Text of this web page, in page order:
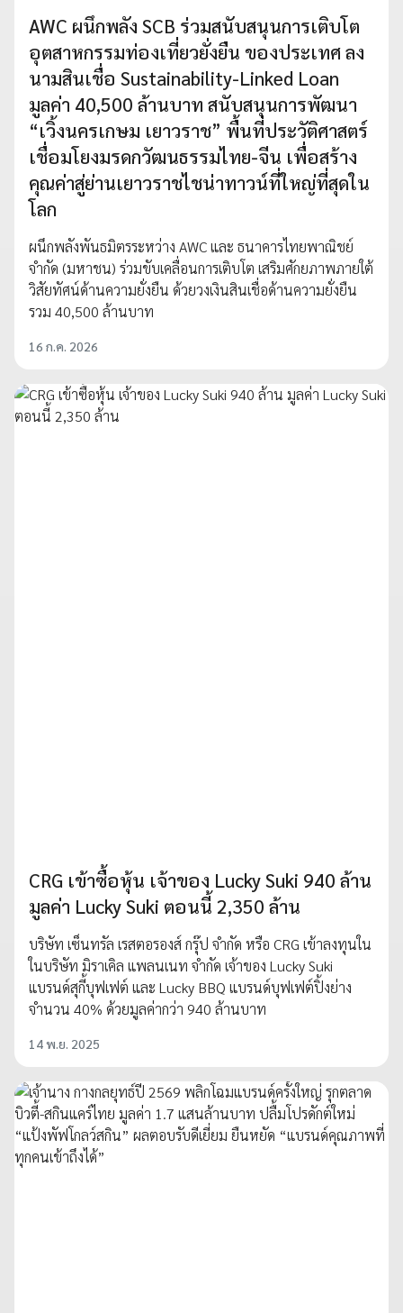
AWC ผนึกพลัง SCB ร่วมสนับสนุนการเติบโต
อุตสาหกรรมท่องเที่ยวยั่งยืน ของประเทศ ลง
นามสินเชื่อ Sustainability-Linked Loan
มูลค่า 40,500 ล้านบาท สนับสนุนการพัฒนา
“เวิ้งนครเกษม เยาวราช” พื้นที่ประวัติศาสตร์
เชื่อมโยงมรดกวัฒนธรรมไทย-จีน เพื่อสร้าง
คุณค่าสู่ย่านเยาวราชไชน่าทาวน์ที่ใหญ่ที่สุดใน
โลก
ผนึกพลังพันธมิตรระหว่าง AWC และ ธนาคารไทยพาณิชย์
จำกัด (มหาชน) ร่วมขับเคลื่อนการเติบโต เสริมศักยภาพภายใต้
วิสัยทัศน์ด้านความยั่งยืน ด้วยวงเงินสินเชื่อด้านความยั่งยืน
รวม 40,500 ล้านบาท
16 ก.ค. 2026
CRG เข้าซื้อหุ้น เจ้าของ Lucky Suki 940 ล้าน
มูลค่า Lucky Suki ตอนนี้ 2,350 ล้าน
บริษัท เซ็นทรัล เรสตอรองส์ กรุ๊ป จำกัด หรือ CRG เข้าลงทุนใน
ในบริษัท มิราเคิล แพลนเนท จำกัด เจ้าของ Lucky Suki
แบรนด์สุกี้บุฟเฟต์ และ Lucky BBQ แบรนด์บุฟเฟต์ปิ้งย่าง
จำนวน 40% ด้วยมูลค่ากว่า 940 ล้านบาท
14 พ.ย. 2025